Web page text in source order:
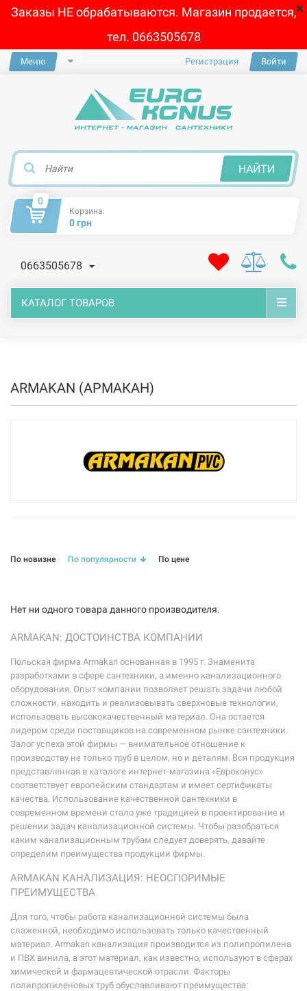
Заказы НЕ обрабатываются. Магазин продается,
тел. 0663505678
Меню Регистрация Войти
НАЙТИ
0
Корзина:
0 грн
0663505678
КАТАЛОГ ТОВАРОВ
ARMAKAN (АРМАКАН)
По новизне По популярности По цене
Нет ни одного товара данного производителя.
ARMAKAN: ДОСТОИНСТВА КОМПАНИИ
Польская фирма Armakan основанная в 1995 г. Знаменита
разработками в сфере сантехники, а именно канализационного
оборудования. Опыт компании позволяет решать задачи любой
сложности, находить и реализовывать сверхновые технологии,
использовать высококачественный материал. Она остается
лидером среди поставщиков на современном рынке сантехники.
Залог успеха этой фирмы — внимательное отношение к
производству не только труб в целом, но и деталям. Вся продукция
представленная в каталоге интернет-магазина «Евроконус»
соответствует европейским стандартам и имеет сертификаты
качества. Использование качественной сантехники в
современном времени стало уже традицией в проектирование и
решении задач канализационной системы. Чтобы разобраться
каким канализационным трубам следует доверять, давайте
определим преимущества продукции фирмы.
ARMAKAN КАНАЛИЗАЦИЯ: НЕОСПОРИМЫЕ
ПРЕИМУЩЕСТВА
Для того, чтобы работа канализационной системы была
слаженной, необходимо использовать только качественный
материал. Armakan канализация производится из полипропилена
и ПВХ винила, а этот материал, как известно, используют в сферах
химической и фармацевтической отрасли. Факторы
полипропиленовых труб обуславливают преимущества: